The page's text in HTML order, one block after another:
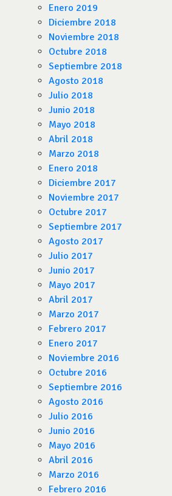
Enero 2019
Diciembre 2018
Noviembre 2018
Octubre 2018
Septiembre 2018
Agosto 2018
Julio 2018
Junio 2018
Mayo 2018
Abril 2018
Marzo 2018
Enero 2018
Diciembre 2017
Noviembre 2017
Octubre 2017
Septiembre 2017
Agosto 2017
Julio 2017
Junio 2017
Mayo 2017
Abril 2017
Marzo 2017
Febrero 2017
Enero 2017
Noviembre 2016
Octubre 2016
Septiembre 2016
Agosto 2016
Julio 2016
Junio 2016
Mayo 2016
Abril 2016
Marzo 2016
Febrero 2016